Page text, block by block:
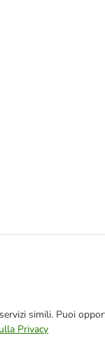
simili. Puoi
Privacy